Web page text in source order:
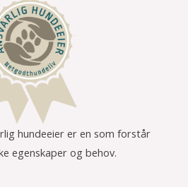
hundeeier er en som forstår
egenskaper og behov.